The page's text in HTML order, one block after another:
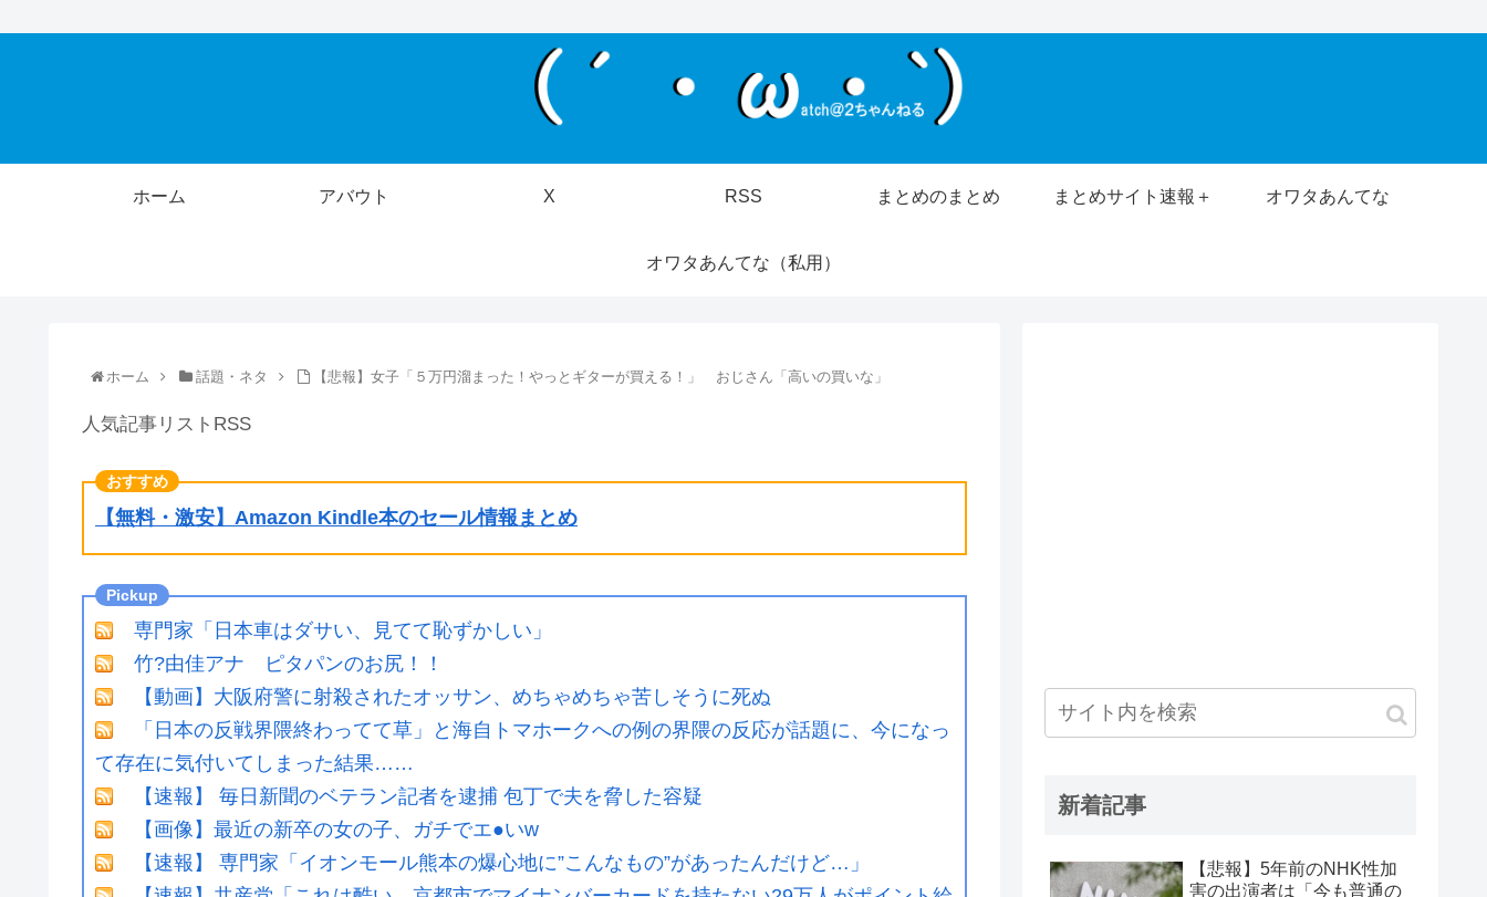
ホーム アバウト X RSS まとめのまとめ まとめサイト速報＋ オワタあんてな
オワタあんてな（私用）
ホーム 話題・ネタ 【悲報】女子「５万円溜まった！やっとギターが買える！」 おじさん「高いの買いな」
人気記事リストRSS
【無料・激安】Amazon Kindle本のセール情報まとめ
専門家「日本車はダサい、見てて恥ずかしい」
竹?由佳アナ ピタパンのお尻！！
【動画】大阪府警に射殺されたオッサン、めちゃめちゃ苦しそうに死ぬ
「日本の反戦界隈終わってて草」と海自トマホークへの例の界隈の反応が話題に、今になっ
て存在に気付いてしまった結果……
【速報】 毎日新聞のベテラン記者を逮捕 包丁で夫を脅した容疑
【画像】最近の新卒の女の子、ガチでエ●いw
【速報】 専門家「イオンモール熊本の爆心地に”こんなもの”があったんだけど…」
新着記事
【悲報】5年前のNHK性加
害の出演者は「今も普通の